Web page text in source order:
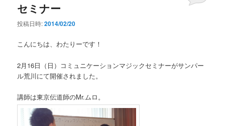
セミナー
投稿日時:2014/02/20
こんにちは、わたりーです！
2月16日（日）コミュニケーションマジックセミナーがサンパー
ル荒川にて開催されました。
講師は東京伝道師のMr.ムロ。